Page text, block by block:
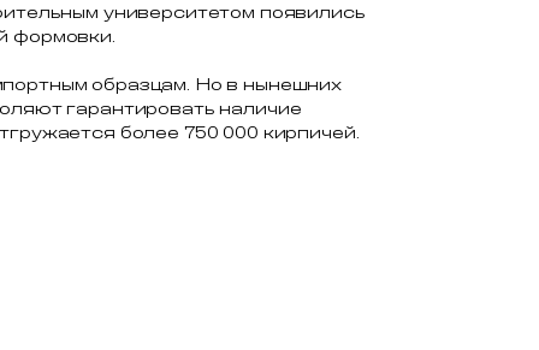
университетом появились
формовки.
образцам. Но в нынешних
гарантировать наличие
более 750 000 кирпичей.